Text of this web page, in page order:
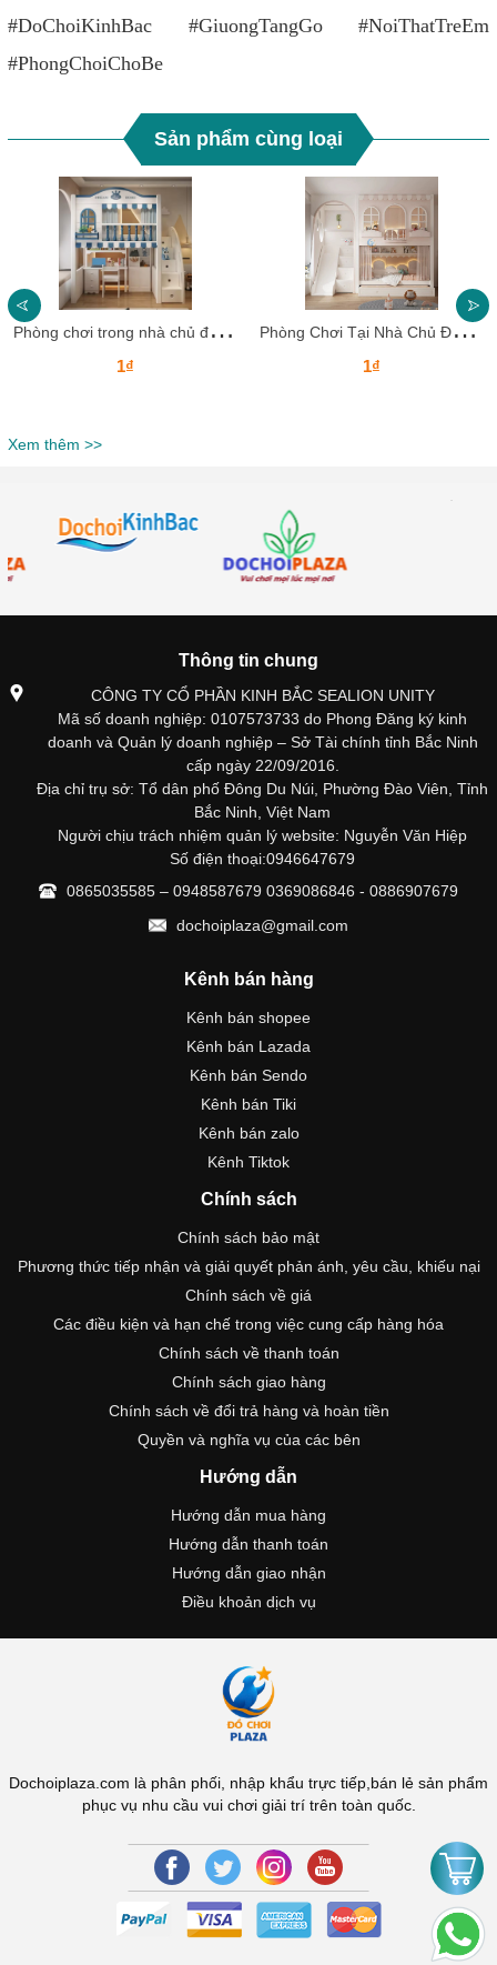
#DoChoiKinhBac #GiuongTangGo #NoiThatTreEm
#PhongChoiChoBe
Sản phẩm cùng loại
P
hòng chơi trong nhà chủ đề Dream House PCTNKB10 – Không gian mơ ước cho bé
1₫
P
hòng Chơi Tại Nhà Chủ Đề Biệt Thự PCTNKB15 – Không Gian Vui Chơi Sang Trọng Cho Bé
1₫
Xem thêm >>
Thông tin chung
CÔNG TY CỔ PHẦN KINH BẮC SEALION UNITY
Mã số doanh nghiệp: 0107573733 do Phong Đăng ký kinh
doanh và Quản lý doanh nghiệp – Sở Tài chính tỉnh Bắc Ninh
cấp ngày 22/09/2016.
Địa chỉ trụ sở: Tổ dân phố Đông Du Núi, Phường Đào Viên, Tỉnh
Bắc Ninh, Việt Nam
Người chịu trách nhiệm quản lý website: Nguyễn Văn Hiệp
Số điện thoại:0946647679
0865035585 – 0948587679 0369086846 - 0886907679
dochoiplaza@gmail.com
Kênh bán hàng
Kênh bán shopee
Kênh bán Lazada
Kênh bán Sendo
Kênh bán Tiki
Kênh bán zalo
Kênh Tiktok
Chính sách
Chính sách bảo mật
Phương thức tiếp nhận và giải quyết phản ánh, yêu cầu, khiếu nại
Chính sách về giá
Các điều kiện và hạn chế trong việc cung cấp hàng hóa
Chính sách về thanh toán
Chính sách giao hàng
Chính sách về đổi trả hàng và hoàn tiền
Quyền và nghĩa vụ của các bên
Hướng dẫn
Hướng dẫn mua hàng
Hướng dẫn thanh toán
Hướng dẫn giao nhận
Điều khoản dịch vụ
Dochoiplaza.com là phân phối, nhập khẩu trực tiếp,bán lẻ sản phẩm
phục vụ nhu cầu vui chơi giải trí trên toàn quốc.